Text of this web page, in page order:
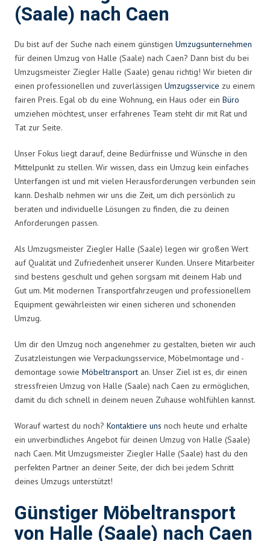
(Saale) nach Caen
Du bist auf der Suche nach einem günstigen Umzugsunternehmen
für deinen Umzug von Halle (Saale) nach Caen? Dann bist du bei
Umzugsmeister Ziegler Halle (Saale) genau richtig! Wir bieten dir
einen professionellen und zuverlässigen Umzugsservice zu einem
fairen Preis. Egal ob du eine Wohnung, ein Haus oder ein Büro
umziehen möchtest, unser erfahrenes Team steht dir mit Rat und
Tat zur Seite.
Unser Fokus liegt darauf, deine Bedürfnisse und Wünsche in den
Mittelpunkt zu stellen. Wir wissen, dass ein Umzug kein einfaches
Unterfangen ist und mit vielen Herausforderungen verbunden sein
kann. Deshalb nehmen wir uns die Zeit, um dich persönlich zu
beraten und individuelle Lösungen zu finden, die zu deinen
Anforderungen passen.
Als Umzugsmeister Ziegler Halle (Saale) legen wir großen Wert
auf Qualität und Zufriedenheit unserer Kunden. Unsere Mitarbeiter
sind bestens geschult und gehen sorgsam mit deinem Hab und
Gut um. Mit modernen Transportfahrzeugen und professionellem
Equipment gewährleisten wir einen sicheren und schonenden
Umzug.
Um dir den Umzug noch angenehmer zu gestalten, bieten wir auch
Zusatzleistungen wie Verpackungsservice, Möbelmontage und -
demontage sowie Möbeltransport an. Unser Ziel ist es, dir einen
stressfreien Umzug von Halle (Saale) nach Caen zu ermöglichen,
damit du dich schnell in deinem neuen Zuhause wohlfühlen kannst.
Worauf wartest du noch? Kontaktiere uns noch heute und erhalte
ein unverbindliches Angebot für deinen Umzug von Halle (Saale)
nach Caen. Mit Umzugsmeister Ziegler Halle (Saale) hast du den
perfekten Partner an deiner Seite, der dich bei jedem Schritt
deines Umzugs unterstützt!
Günstiger Möbeltransport
von Halle (Saale) nach Caen